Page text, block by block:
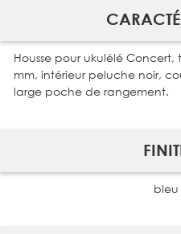
Housse pour ukulélé
mm, intérieur peluche noir,
large poche de rangement.